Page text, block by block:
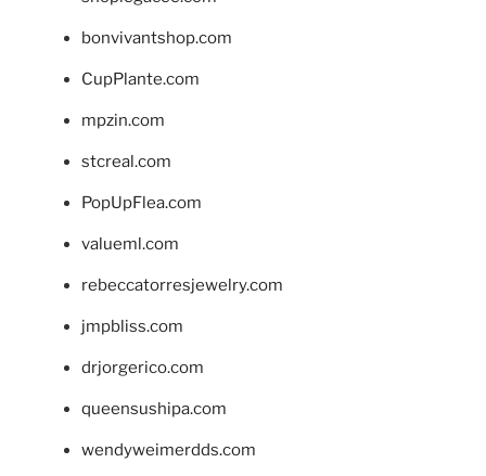
bonvivantshop.com
CupPlante.com
mpzin.com
stcreal.com
PopUpFlea.com
valueml.com
rebeccatorresjewelry.com
jmpbliss.com
drjorgerico.com
queensushipa.com
wendyweimerdds.com